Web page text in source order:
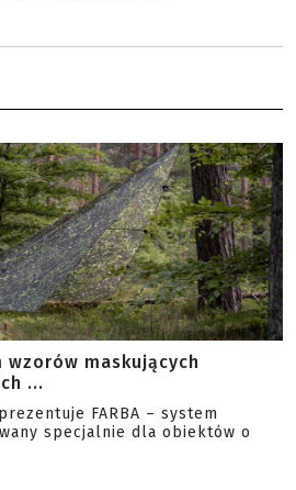
wzorów maskujących
...
FARBA – system
specjalnie dla obiektów o